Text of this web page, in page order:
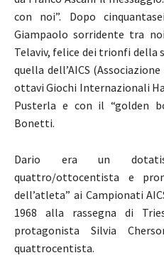
con noi”. Dopo
Giampaolo sorridente tra
Telaviv, felice dei trionfi della
quella dell’AICS
ottavi Giochi Internazionali
Pusterla e con il “golden
Bonetti.
Dario era un
quattro/ottocentista e
dell’atleta” ai Campionati
1968 alla rassegna di
protagonista Silvia
quattrocentista.